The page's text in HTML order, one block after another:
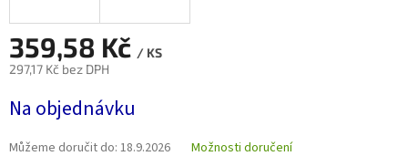
359,58 Kč / KS
297,17 Kč bez DPH
cena:
Na objednávku
Můžeme doručit do: 18.9.2026 Možnosti doručení